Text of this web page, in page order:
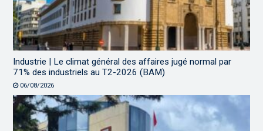
Industrie | Le climat général des affaires jugé normal par
71% des industriels au T2-2026 (BAM)
06/08/2026